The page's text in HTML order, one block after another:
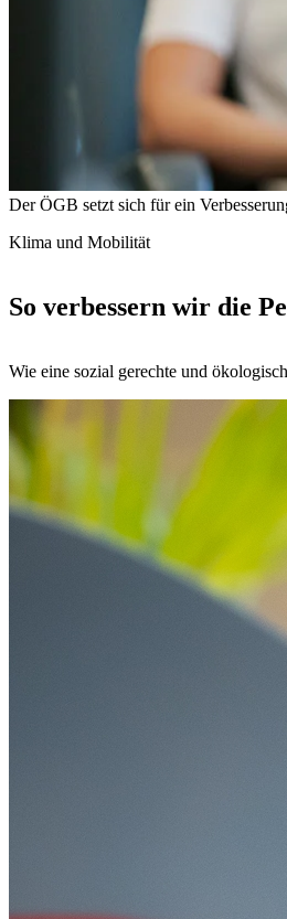
Der ÖGB setzt sich für ein
Klima und Mobilität
So verbessern wir die
Wie eine sozial gerechte und